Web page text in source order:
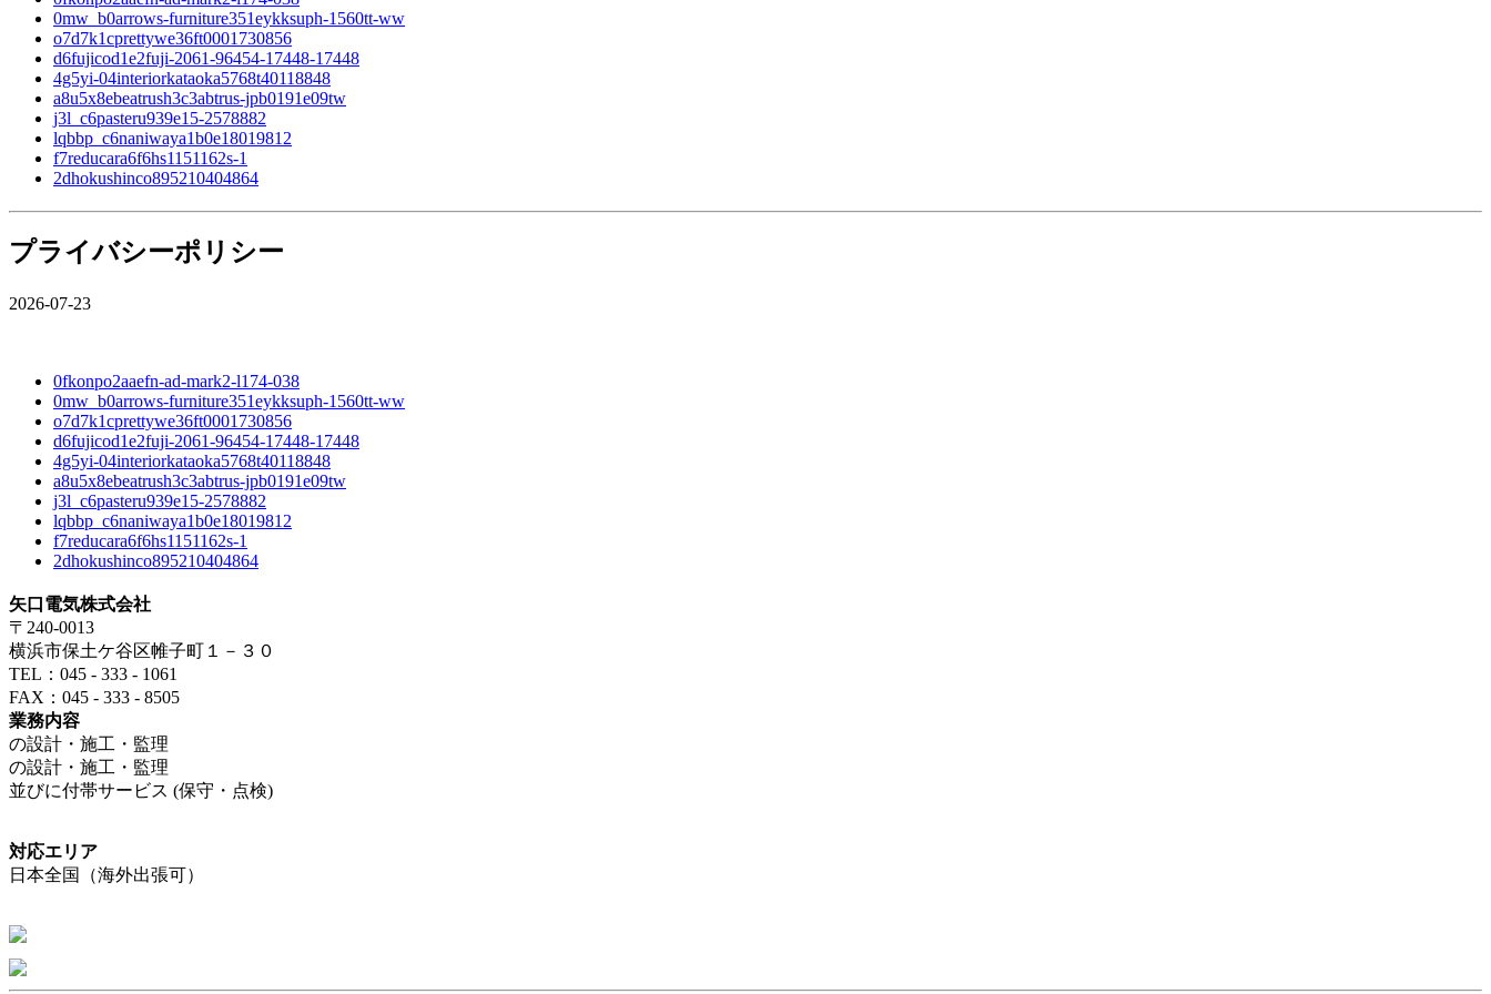
0mw_b0arrows-furniture351eykksuph-1560tt-ww
o7d7k1cprettywe36ft0001730856
d6fujicod1e2fuji-2061-96454-17448-17448
4g5yi-04interiorkataoka5768t40118848
a8u5x8ebeatrush3c3abtrus-jpb0191e09tw
j3l_c6pasteru939e15-2578882
lqbbp_c6naniwaya1b0e18019812
f7reducara6f6hs1151162s-1
2dhokushinco895210404864
プライバシーポリシー
2026-07-23
0fkonpo2aaefn-ad-mark2-l174-038
0mw_b0arrows-furniture351eykksuph-1560tt-ww
o7d7k1cprettywe36ft0001730856
d6fujicod1e2fuji-2061-96454-17448-17448
4g5yi-04interiorkataoka5768t40118848
a8u5x8ebeatrush3c3abtrus-jpb0191e09tw
j3l_c6pasteru939e15-2578882
lqbbp_c6naniwaya1b0e18019812
f7reducara6f6hs1151162s-1
2dhokushinco895210404864
矢口電気株式会社
〒240-0013
横浜市保土ケ谷区帷子町１－３０
TEL：045 - 333 - 1061
FAX：045 - 333 - 8505
業務内容
の設計・施工・監理
の設計・施工・監理
並びに付帯サービス (保守・点検)
対応エリア
日本全国（海外出張可）